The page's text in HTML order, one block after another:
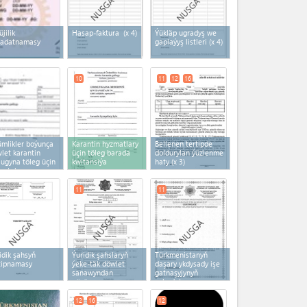
Hasap-faktura (x 4)
Ýükläp ugradyş we
gaplaýyş listleri (x 4)
boýunça
karantin
töleg üçin
tabşyrygy
Karantin hyzmatlary
üçin töleg barada
kwitansiýa
10
Bellenen tertipde
doldurylan ýüzlenme
haty(x 3)
11 12 16
şahsyň
Ýuridik şahslaryň
ýeke-täk döwlet
sanawyndan
göçürme
11
Türkmenistanyň
daşary ykdysady işe
gatnaşyjynyň
şahadatnamasy
11
12 16 12